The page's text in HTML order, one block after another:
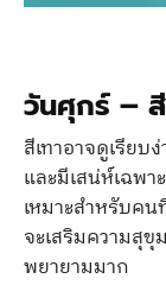
วันศุกร์ – สี
สีเทาอาจดูเรียบ
และมีเสน่ห์เฉพ
เหมาะสำหรับค
จะเสริมความสุ
พยายามมาก